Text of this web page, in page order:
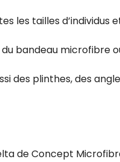
les tailles
bandeau microfibre
des plinthes, des
de Concept